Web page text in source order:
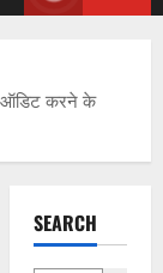
ऑडिट करने के
SEARCH